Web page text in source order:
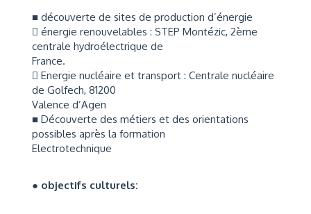
■ découverte de sites de production d’énergie
 énergie renouvelables : STEP Montézic, 2ème
centrale hydroélectrique de
France.
 Energie nucléaire et transport : Centrale nucléaire
de Golfech, 81200
Valence d’Agen
■ Découverte des métiers et des orientations
possibles après la formation
Electrotechnique
● objectifs culturels: